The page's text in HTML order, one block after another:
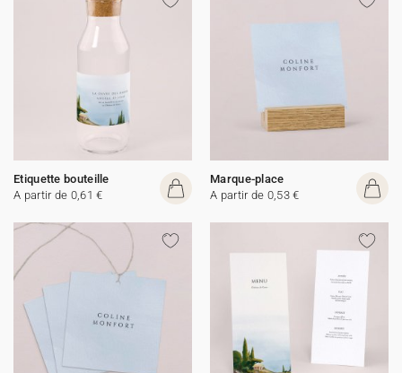
Etiquette bouteille
A partir de 0,61 €
Marque-place
A partir de 0,53 €